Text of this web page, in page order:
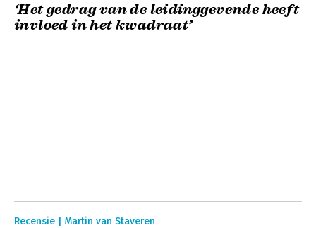
‘Het gedrag van de leidinggevende heeft
invloed in het kwadraat’
Recensie | Martin van Staveren